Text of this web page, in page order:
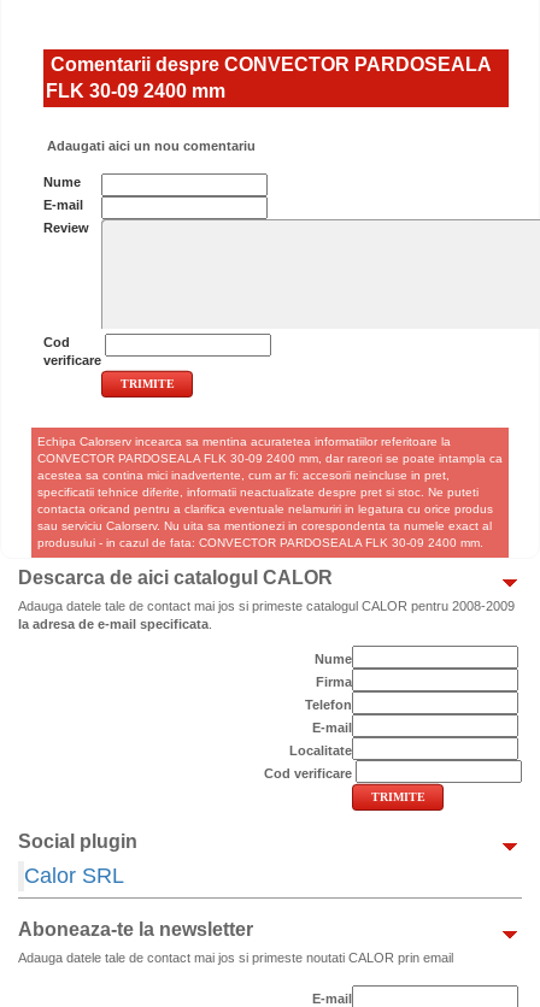
Comentarii despre CONVECTOR PARDOSEALA
FLK 30-09 2400 mm
Adaugati aici un nou comentariu
Nume
E-mail
Review
Cod
verificare
Echipa Calorserv incearca sa mentina acuratetea informatiilor referitoare la
CONVECTOR PARDOSEALA FLK 30-09 2400 mm, dar rareori se poate intampla ca
acestea sa contina mici inadvertente, cum ar fi: accesorii neincluse in pret,
specificatii tehnice diferite, informatii neactualizate despre pret si stoc. Ne puteti
contacta oricand pentru a clarifica eventuale nelamuriri in legatura cu orice produs
sau serviciu Calorserv. Nu uita sa mentionezi in corespondenta ta numele exact al
produsului - in cazul de fata: CONVECTOR PARDOSEALA FLK 30-09 2400 mm.
Descarca de aici catalogul CALOR
Adauga datele tale de contact mai jos si primeste catalogul CALOR pentru 2008-2009
la adresa de e-mail specificata
Nume
Firma
Telefon
E-mail
Localitate
Cod verificare
Social plugin
Calor SRL
Aboneaza-te la newsletter
Adauga datele tale de contact mai jos si primeste noutati CALOR prin email
E-mail